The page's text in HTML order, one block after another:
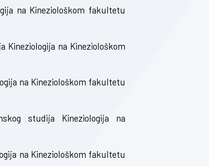
na Kineziološkom fakultetu
Kineziologija na Kineziološkom
na Kineziološkom fakultetu
studija Kineziologija na
na Kineziološkom fakultetu